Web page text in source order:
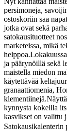
persimoneja,
ostoskoriin saa
jotka ovat sekä
satokausituotteet
marketeissa, mikä
helppoa.
ja päärynöillä sekä
maistella miedon
käytettävää
granaattiomenia,
klementiinejä.
kynnysta kokeilla
kasvikset on valittu
Satokausikalenterin